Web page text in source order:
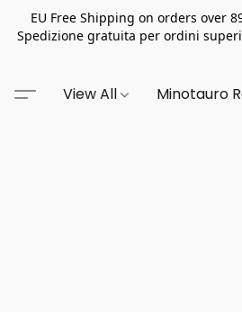
EU Free Shipping on orders over
Spedizione gratuita per ordini
View All Minotauro